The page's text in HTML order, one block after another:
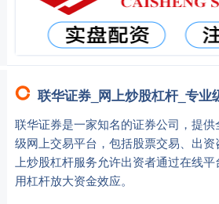
联华证券_网上炒股杠杆_专业
联华证券是一家知名的证券公司，提
级网上交易平台，包括股票交易、出
上炒股杠杆服务允许出资者通过在线
用杠杆放大资金效应。